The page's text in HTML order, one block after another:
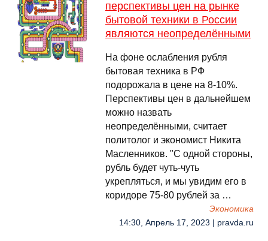
перспективы цен на рынке
бытовой техники в России
являются неопределёнными
На фоне ослабления рубля
бытовая техника в РФ
подорожала в цене на 8-10%.
Перспективы цен в дальнейшем
можно назвать
неопределёнными, считает
политолог и экономист Никита
Масленников. "С одной стороны,
рубль будет чуть-чуть
укрепляться, и мы увидим его в
коридоре 75-80 рублей за …
Экономика
14:30, Апрель 17, 2023 | pravda.ru